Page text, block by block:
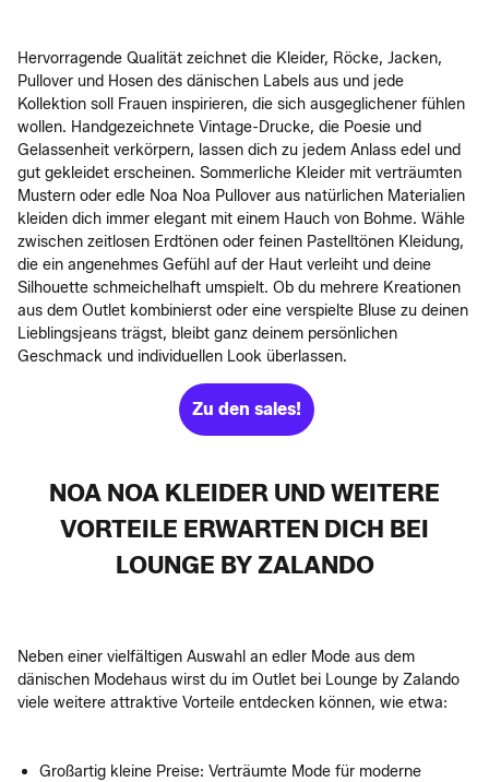
Hervorragende Qualität zeichnet die Kleider, Röcke, Jacken,
Pullover und Hosen des dänischen Labels aus und jede
Kollektion soll Frauen inspirieren, die sich ausgeglichener fühlen
wollen. Handgezeichnete Vintage-Drucke, die Poesie und
Gelassenheit verkörpern, lassen dich zu jedem Anlass edel und
gut gekleidet erscheinen. Sommerliche Kleider mit verträumten
Mustern oder edle Noa Noa Pullover aus natürlichen Materialien
kleiden dich immer elegant mit einem Hauch von Bohme. Wähle
zwischen zeitlosen Erdtönen oder feinen Pastelltönen Kleidung,
die ein angenehmes Gefühl auf der Haut verleiht und deine
Silhouette schmeichelhaft umspielt. Ob du mehrere Kreationen
aus dem Outlet kombinierst oder eine verspielte Bluse zu deinen
Lieblingsjeans trägst, bleibt ganz deinem persönlichen
Geschmack und individuellen Look überlassen.
Zu den sales!
NOA NOA KLEIDER UND WEITERE
VORTEILE ERWARTEN DICH BEI
LOUNGE BY ZALANDO
Neben einer vielfältigen Auswahl an edler Mode aus dem
dänischen Modehaus wirst du im Outlet bei Lounge by Zalando
viele weitere attraktive Vorteile entdecken können, wie etwa:
Großartig kleine Preise: Verträumte Mode für moderne